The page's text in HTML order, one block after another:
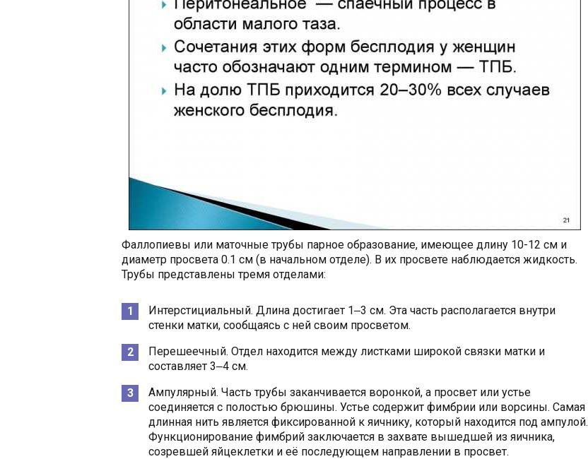
Фаллопиевы или маточные трубы парное образование, имеющее длину 10-12 см и
диаметр просвета 0.1 см (в начальном отделе). В их просвете наблюдается жидкость.
Трубы представлены тремя отделами:
Интерстициальный. Длина достигает 1‒3 см. Эта часть располагается внутри
стенки матки, сообщаясь с ней своим просветом.
Перешеечный. Отдел находится между листками широкой связки матки и
составляет 3‒4 см.
Ампулярный. Часть трубы заканчивается воронкой, а просвет или устье
соединяется с полостью брюшины. Устье содержит фимбрии или ворсины. Самая
длинная нить является фиксированной к яичнику, который находится под ампулой.
Функционирование фимбрий заключается в захвате вышедшей из яичника,
созревшей яйцеклетки и её последующем направлении в просвет.